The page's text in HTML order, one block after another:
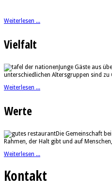
Weiterlesen ...
Vielfalt
Junge Gäste aus
unterschiedlichen Altersgruppen sind zu
Weiterlesen ...
Werte
Die Gemeinschaft
Rahmen, der Halt gibt und auf
Weiterlesen ...
Kontakt